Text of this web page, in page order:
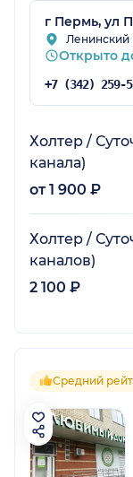
г Пермь, ул
Ленинский
Открыто
Холтер /
канала)
от 1 900 ₽
Холтер /
каналов)
2 100 ₽
Средний